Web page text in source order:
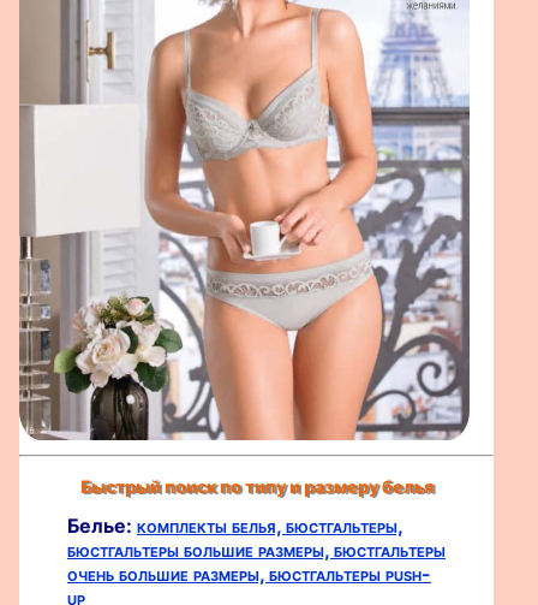
Быстрый поиск по типу и размеру белья
Белье: комплекты белья, бюстгальтеры,
бюстгальтеры большие размеры, бюстгальтеры
очень большие размеры, бюстгальтеры push-
up